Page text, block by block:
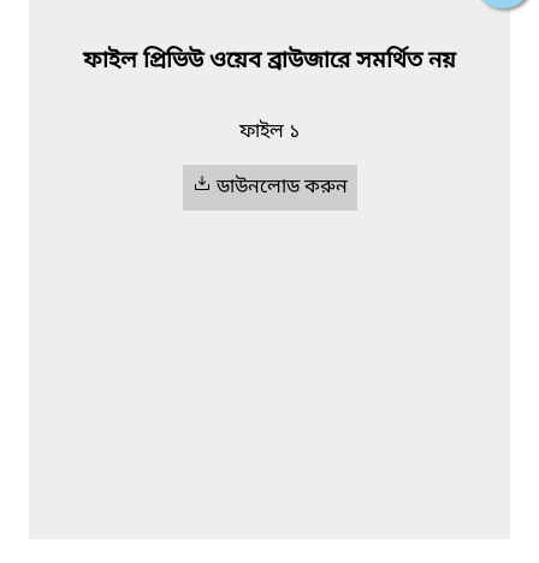
ফাইল প্রিভিউ ওয়েব ব্রাউজারে সমর্থিত নয়
ফাইল ১
ডাউনলোড করুন